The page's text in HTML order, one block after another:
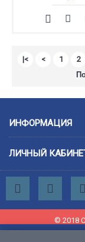
|< < 1 2
ИНФОРМАЦИЯ
ЛИЧНЫЙ
© 2018